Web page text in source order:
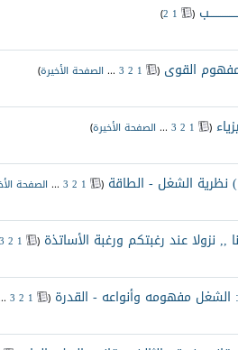
(
1
2
)
مفهوم القوى (
1
2
3
... الصفحة الأخيرة)
(
1
2
3
... الصفحة الأخيرة)
(
1
2
3
... الصفحة
,, نزولا عند رغبتكم ورغبة الأساتذة (
1
2
3
الشغل مفهومه وأنواعه - القدرة (
1
2
3